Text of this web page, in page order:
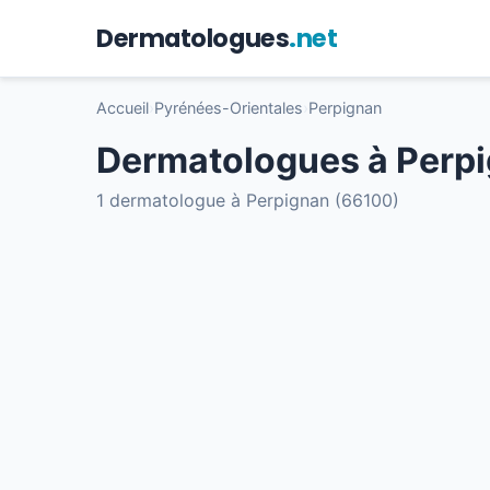
Dermatologues.net
Accueil Pyrénées-Orientales Perpignan
Dermatologues à
1 dermatologue à Perpignan (66100)